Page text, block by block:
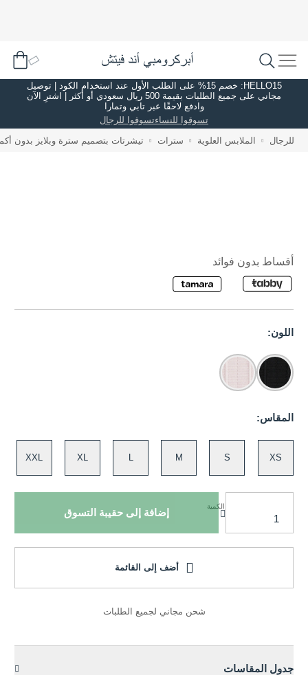
HELLO15: خصم 15% على الطلب الأول عند استخدام الكود | توصيل
مجاني على جميع الطلبات بقيمة 500 ريال سعودي أو أكثر | اشترِ الآن
وادفع لاحقًا عبر تابي وتمارا
تسوقوا للنساءتسوقوا للرجال
للرجال الملابس العلوية سترات تيشرتات بتصميم سترة وبلايز بدون
أقساط بدون فوائد
اللون:
المقاس:
XS
S
M
L
XL
XXL
الكمية
إضافة إلى حقيبة التسوق
أضف إلى القائمة
شحن مجاني لجميع الطلبات
جدول المقاسات